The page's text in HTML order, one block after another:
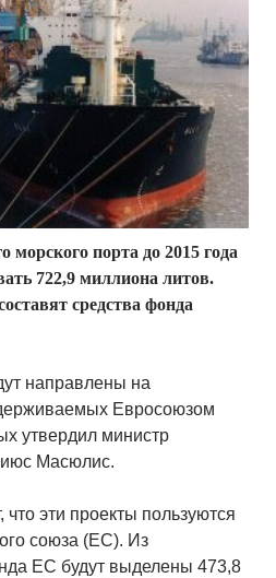
морского порта до 2015 года
722,9 миллиона литов.
средства фонда
направлены на
Евросоюзом
утвердил министр
Масюлис.
что эти проекты пользуются
союза (ЕС). Из
ЕС будут выделены 473,8